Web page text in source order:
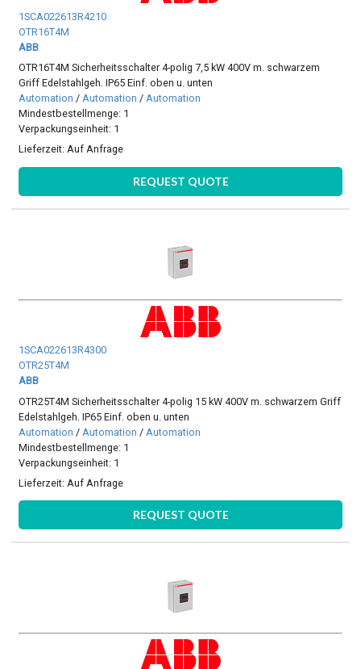
1SCA022613R4210
OTR16T4M
ABB
OTR16T4M Sicherheitsschalter 4-polig 7,5 kW 400V m. schwarzem
Griff Edelstahlgeh. IP65 Einf. oben u. unten
Automation /Automation /Automation
Mindestbestellmenge: 1
Verpackungseinheit: 1
Lieferzeit:Auf Anfrage
REQUEST QUOTE
1SCA022613R4300
OTR25T4M
ABB
OTR25T4M Sicherheitsschalter 4-polig 15 kW 400V m. schwarzem Griff
Edelstahlgeh. IP65 Einf. oben u. unten
Automation / Automation / Automation
Mindestbestellmenge: 1
Verpackungseinheit: 1
Lieferzeit: Auf Anfrage
REQUEST QUOTE